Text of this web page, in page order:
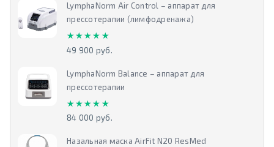
LymphaNorm Air Control – аппарат для
прессотерапии (лимфодренажа)
★★★★★
★★★★★
49 900 руб.
LymphaNorm Balance – аппарат для
прессотерапии
★★★★★
★★★★★
84 000 руб.
Назальная маска AirFit N20 ResMed